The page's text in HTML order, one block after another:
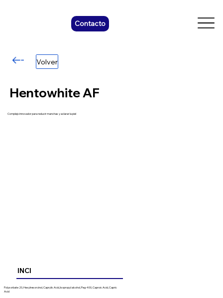
Contacto
Volver
Hentowhite AF
Complejo innovador para reducir manchas y aclarar la piel
Polysorbate 20, Hexylresorcinol, Caprylic Acid, Isopropyl alcohol, Peg-400, Caproic Acid, Capric
Acid
INCI